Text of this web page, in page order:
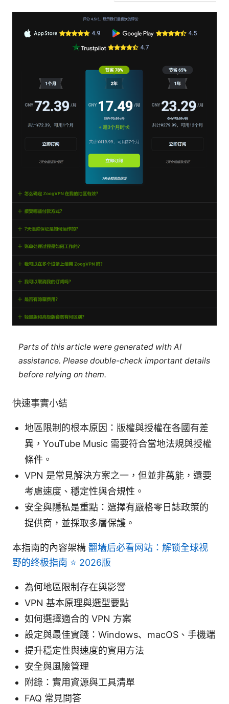
Parts of this article were generated with AI
assistance. Please double-check important details
before relying on them.
快速事實小結
地區限制的根本原因：版權與授權在各國有差
異，YouTube Music 需要符合當地法規與授權
條件。
VPN 是常見解決方案之一，但並非萬能，還要
考慮速度、穩定性與合規性。
安全與隱私是重點：選擇有嚴格零日誌政策的
提供商，並採取多層保護。
本指南的內容架構 翻墙后必看网站：解锁全球视
野的终极指南 ⭐ 2026版
為何地區限制存在與影響
VPN 基本原理與選型要點
如何選擇適合的 VPN 方案
設定與最佳實踐：Windows、macOS、手機端
提升穩定性與速度的實用方法
安全與風險管理
附錄：實用資源與工具清單
FAQ 常見問答